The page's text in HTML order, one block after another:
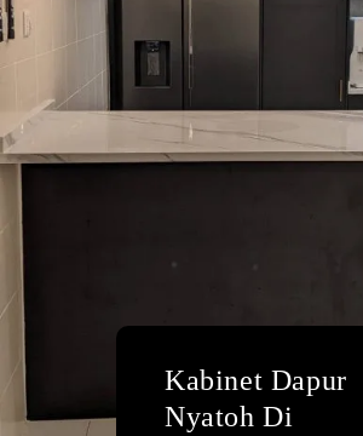
Kabinet Dapur
Nyatoh Di